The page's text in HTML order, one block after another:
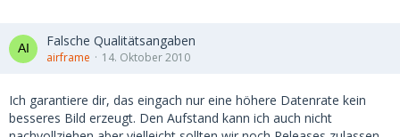
Falsche Qualitätsangaben
airframe 14. Oktober 2010
Ich garantiere dir, das eingach nur eine höhere Datenrate kein
besseres Bild erzeugt. Den Aufstand kann ich auch nicht